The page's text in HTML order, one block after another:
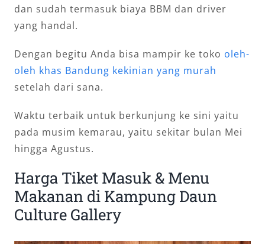
dan sudah termasuk biaya BBM dan driver
yang handal.
Dengan begitu Anda bisa mampir ke toko oleh-
oleh khas Bandung kekinian yang murah
setelah dari sana.
Waktu terbaik untuk berkunjung ke sini yaitu
pada musim kemarau, yaitu sekitar bulan Mei
hingga Agustus.
Harga Tiket Masuk & Menu
Makanan di Kampung Daun
Culture Gallery